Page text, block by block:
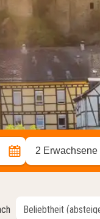
2 Erwachsene